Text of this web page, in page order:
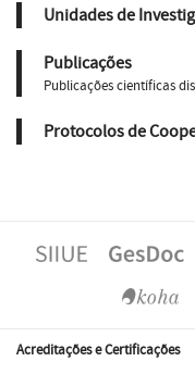
Unidades de
Publicações
Publicações científicas
Protocolos de
Acreditações e Certificações